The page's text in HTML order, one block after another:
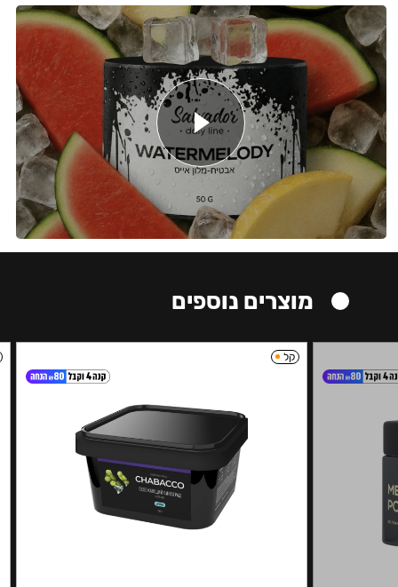
מוצרים נוספים
קל